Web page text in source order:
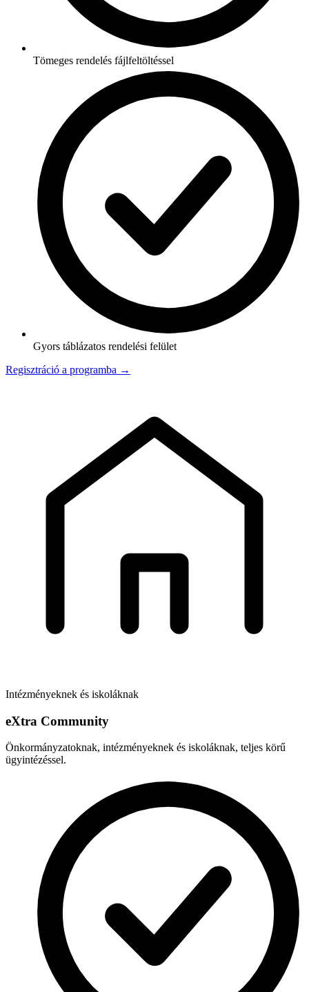
Tömeges rendelés fájlfeltöltéssel
Gyors táblázatos rendelési felület
Regisztráció a programba →
Intézményeknek és iskoláknak
eXtra Community
Önkormányzatoknak, intézményeknek és iskoláknak, teljes körű
ügyintézéssel.